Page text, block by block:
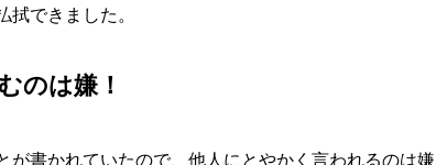
できました。
のは嫌！
書かれていたので、他人にとやかく言われるのは嫌